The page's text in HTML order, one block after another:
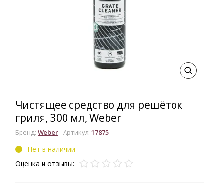
Чистящее средство для решёток
гриля, 300 мл, Weber
Бренд: Weber Артикул: 17875
Нет в наличии
Оценка и отзывы: